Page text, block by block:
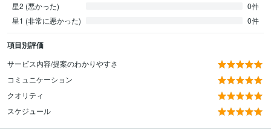
星2 (悪かった)
0件
星1 (非常に悪かった)
0件
項目別評価
サービス内容/提案のわかりやすさ
コミュニケーション
クオリティ
スケジュール